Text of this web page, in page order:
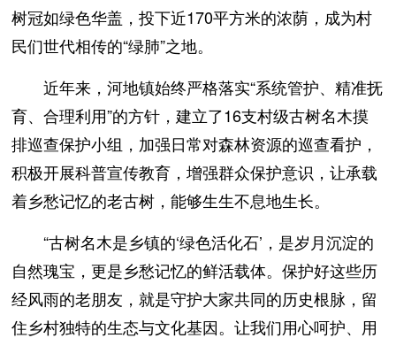
树冠如绿色华盖，投下近170平方米的浓荫，成为村
民们世代相传的“绿肺”之地。
近年来，河地镇始终严格落实“系统管护、精准抚
育、合理利用”的方针，建立了16支村级古树名木摸
排巡查保护小组，加强日常对森林资源的巡查看护，
积极开展科普宣传教育，增强群众保护意识，让承载
着乡愁记忆的老古树，能够生生不息地生长。
“古树名木是乡镇的‘绿色活化石’，是岁月沉淀的
自然瑰宝，更是乡愁记忆的鲜活载体。保护好这些历
经风雨的老朋友，就是守护大家共同的历史根脉，留
住乡村独特的生态与文化基因。让我们用心呵护、用